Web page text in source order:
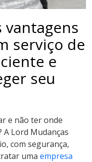
vantagens
serviço de
e
seu
e não ter onde
Lord Mudanças
com segurança,
uma empresa